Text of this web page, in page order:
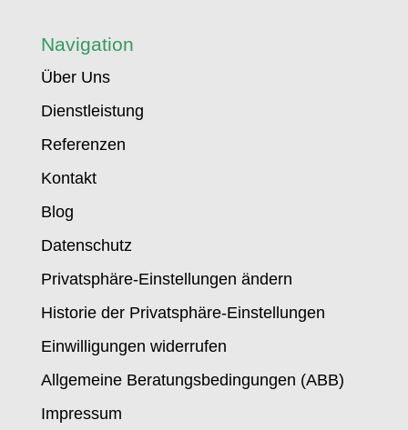
Navigation
Über Uns
Dienstleistung
Referenzen
Kontakt
Blog
Datenschutz
Privatsphäre-Einstellungen ändern
Historie der Privatsphäre-Einstellungen
Einwilligungen widerrufen
Allgemeine Beratungsbedingungen (ABB)
Impressum